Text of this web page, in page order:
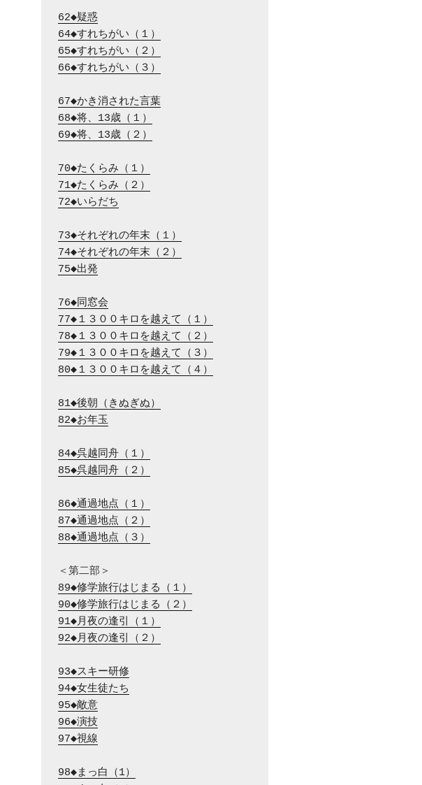
62◆疑惑
64◆すれちがい（１）
65◆すれちがい（２）
66◆すれちがい（３）
67◆かき消された言葉
68◆将、13歳（１）
69◆将、13歳（２）
70◆たくらみ（１）
71◆たくらみ（２）
72◆いらだち
73◆それぞれの年末（１）
74◆それぞれの年末（２）
75◆出発
76◆同窓会
77◆１３００キロを越えて（１）
78◆１３００キロを越えて（２）
79◆１３００キロを越えて（３）
80◆１３００キロを越えて（４）
81◆後朝（きぬぎぬ）
82◆お年玉
84◆呉越同舟（１）
85◆呉越同舟（２）
86◆通過地点（１）
87◆通過地点（２）
88◆通過地点（３）
89◆修学旅行はじまる（１）
90◆修学旅行はじまる（２）
91◆月夜の逢引（１）
92◆月夜の逢引（２）
93◆スキー研修
94◆女生徒たち
95◆敵意
96◆演技
97◆視線
98◆まっ白（1）